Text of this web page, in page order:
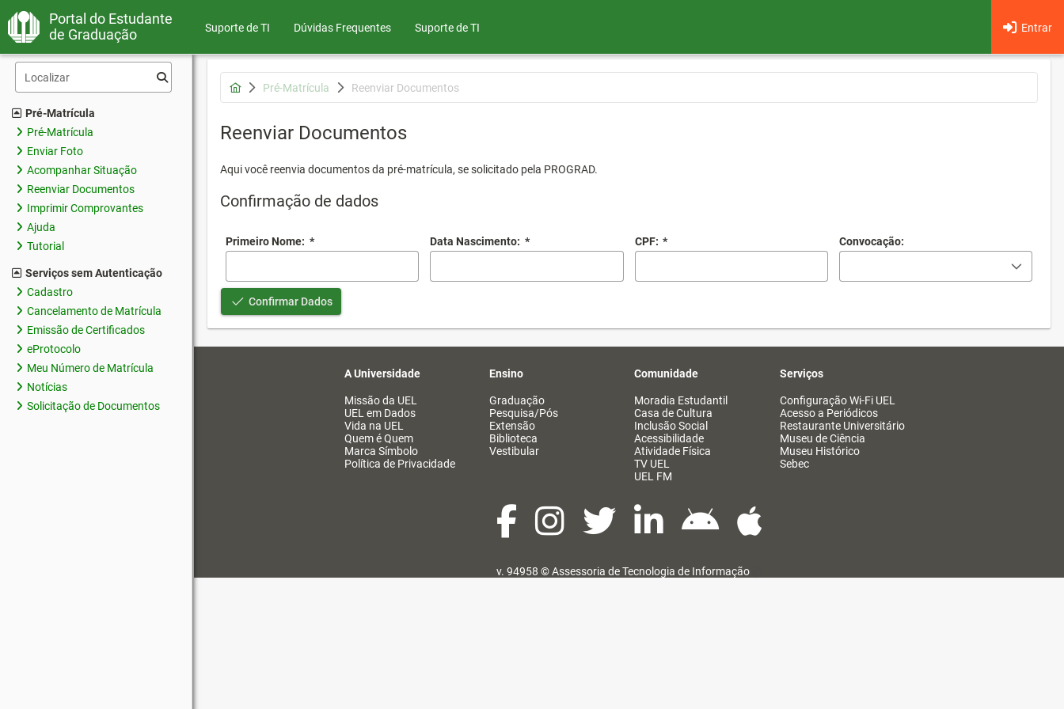
Portal do Estudante
de Graduação
Suporte de TI Dúvidas Frequentes Entrar
Suporte de TI
Pré-Matrícula
Pré-Matrícula
Enviar Foto
Acompanhar Situação
Reenviar Documentos
Imprimir Comprovantes
Ajuda
Tutorial
Serviços sem Autenticação
Cadastro
Cancelamento de Matrícula
Emissão de Certificados
eProtocolo
Meu Número de Matrícula
Notícias
Solicitação de Documentos
Pré-Matrícula Reenviar Documentos
Reenviar Documentos
Aqui você reenvia documentos da pré-matrícula, se solicitado pela PROGRAD.
Confirmação de dados
Primeiro Nome: * Data Nascimento: * CPF: * Convocação:
Confirmar Dados
A Universidade
Missão da UEL
UEL em Dados
Vida na UEL
Quem é Quem
Marca Símbolo
Política de Privacidade
Ensino
Graduação
Pesquisa/Pós
Extensão
Biblioteca
Vestibular
Comunidade
Moradia Estudantil
Casa de Cultura
Inclusão Social
Acessibilidade
Atividade Física
TV UEL
UEL FM
Serviços
Configuração Wi-Fi UEL
Acesso a Periódicos
Restaurante Universitário
Museu de Ciência
Museu Histórico
Sebec
v. 94958 ©Assessoria de Tecnologia de Informação